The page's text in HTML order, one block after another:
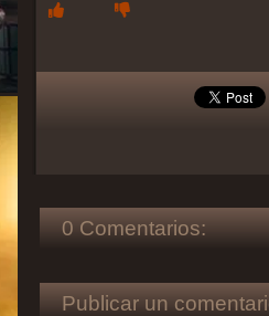
0 Comentarios:
Publicar un